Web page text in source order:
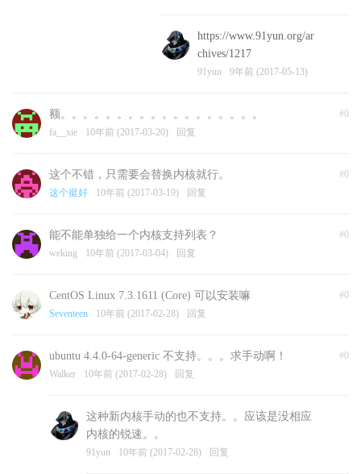
https://www.91yun.org/ar
chives/1217
91yun 9年前 (2017-05-13)
#0
额。。。。。。。。。。。。。。。。。。
fa__xie 10年前 (2017-03-20) 回复
#0
这个不错，只需要会替换内核就行。
这个挺好 10年前 (2017-03-19) 回复
#0
能不能单独给一个内核支持列表？
weking 10年前 (2017-03-04) 回复
#0
CentOS Linux 7.3.1611 (Core) 可以安装嘛
Seventeen 10年前 (2017-02-28) 回复
#0
ubuntu 4.4.0-64-generic 不支持。。。求手动啊！
Walker 10年前 (2017-02-28) 回复
这种新内核手动的也不支持。。应该是没相应
内核的锐速。。
91yun 10年前 (2017-02-28) 回复